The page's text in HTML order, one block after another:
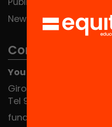
News
Contact
You can find us at the
Girona 34, interior
Tel 934 588 700
fundacio@equitat.org